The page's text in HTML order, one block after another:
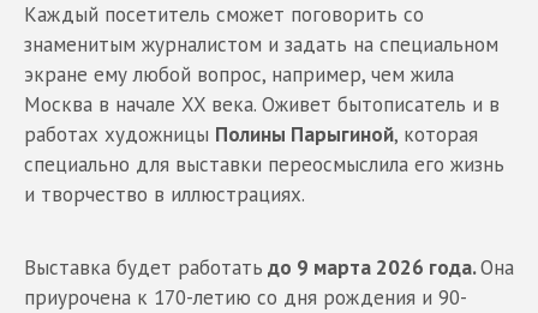
Каждый посетитель сможет поговорить со
знаменитым журналистом и задать на специальном
экране ему любой вопрос, например, чем жила
Москва в начале XX века. Оживет бытописатель и в
работах художницы Полины Парыгиной, которая
специально для выставки переосмыслила его жизнь
и творчество в иллюстрациях.
Выставка будет работать до 9 марта 2026 года.Она
приурочена к 170-летию со дня рождения и 90-